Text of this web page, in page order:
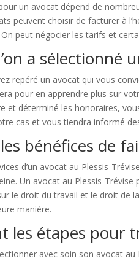
un avocat dépend de
peuvent choisir de facturer à
On peut négocier les tarifs et
a sélectionné
repéré un avocat qui vous
pour en apprendre plus sur
et déterminé les honoraires,
cas et vous tiendra informé
bénéfices de
d’un avocat au Plessis-
Un avocat au Plessis-
le droit du travail et le droit de
manière.
les étapes pour
avec soin son avocat